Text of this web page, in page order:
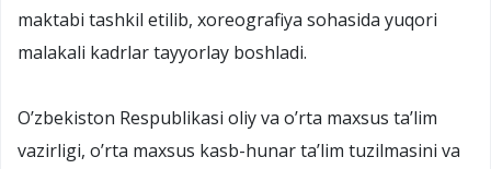
maktabi tashkil etilib, xoreografiya sohasida yuqori
malakali kadrlar tayyorlay boshladi.
O’zbekiston Respublikasi oliy va o’rta maxsus ta’lim
vazirligi, o’rta maxsus kasb-hunar ta’lim tuzilmasini va